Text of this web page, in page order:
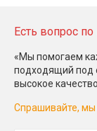
Есть вопрос по
«Мы помогаем
подходящий под
высокое
Спрашивайте,